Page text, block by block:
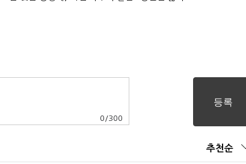
0 /300
추천순